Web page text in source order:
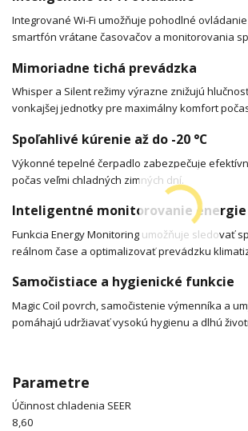
Integrované Wi-Fi umožňuje pohodlné
smartfón vrátane časovačov a monitorovania
Mimoriadne tichá prevádzka
Whisper a Silent režimy výrazne znižujú
vonkajšej jednotky pre maximálny komfort
Spoľahlivé kúrenie až do -20 °C
Výkonné tepelné čerpadlo zabezpečuje
počas veľmi chladných zimných dní.
Inteligentné monitorovanie energie
Funkcia Energy Monitoring umožňuje sledovať
reálnom čase a optimalizovať prevádzku
Samočistiace a hygienické funkcie
Magic Coil povrch, samočistenie výmenníka a
pomáhajú udržiavať vysokú hygienu a dlhú
Parametre
Účinnost chladenia SEER
8,60